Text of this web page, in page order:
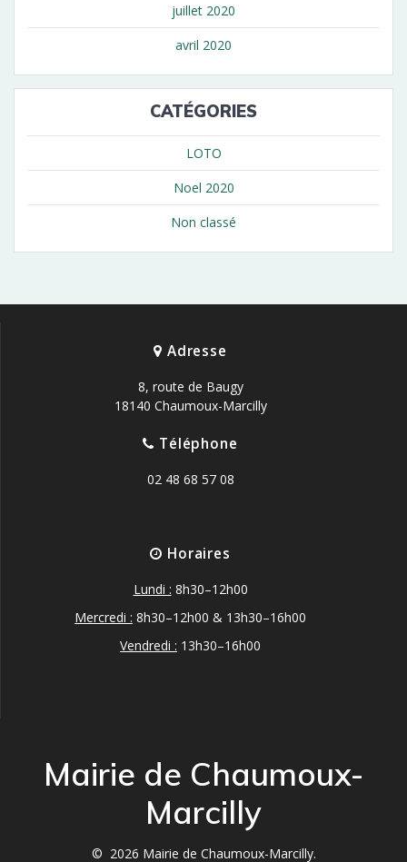
juillet 2020
avril 2020
CATÉGORIES
LOTO
Noel 2020
Non classé
Adresse
8, route de Baugy
18140 Chaumoux-Marcilly
Téléphone
02 48 68 57 08
Horaires
Lundi : 8h30–12h00
Mercredi : 8h30–12h00 & 13h30–16h00
Vendredi : 13h30–16h00
Mairie de Chaumoux-
Marcilly
© 2026 Mairie de Chaumoux-Marcilly.